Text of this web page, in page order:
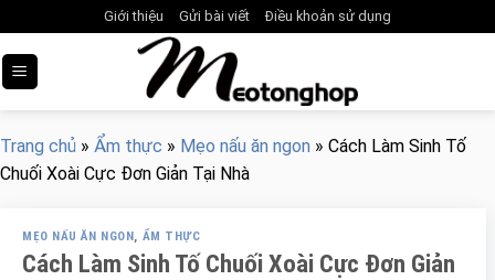
to
content
Giới thiệu Gửi bài viết Điều khoản sử dụng
Trang chủ » Ẩm thực » Mẹo nấu ăn ngon » Cách Làm Sinh Tố
Chuối Xoài Cực Đơn Giản Tại Nhà
MẸO NẤU ĂN NGON, ẨM THỰC
Cách Làm Sinh Tố Chuối Xoài Cực Đơn Giản